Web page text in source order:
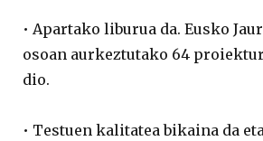
• Apartako liburua da. Eusko
osoan aurkeztutako 64
dio.
• Testuen kalitatea bikaina da